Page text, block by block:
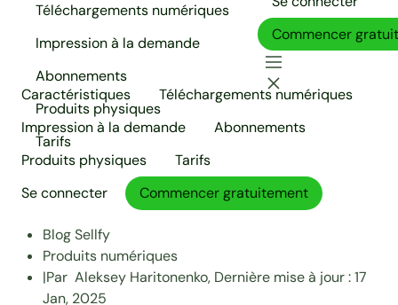
Téléchargements numériques
Impression à la demande
Abonnements
Produits physiques
Tarifs
Commencer
Caractéristiques
Téléchargements numériques
Impression à la demande
Abonnements
Produits physiques
Tarifs
Se connecter
Commencer gratuitement
Blog Sellfy
Produits numériques
|Par Aleksey Haritonenko, Dernière mise à jour :17
Jan, 2025